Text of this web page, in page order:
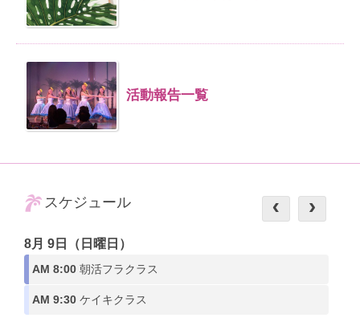
活動報告一覧
スケジュール
8月 9日（日曜日）
AM 8:00 朝活フラクラス
AM 9:30 ケイキクラス